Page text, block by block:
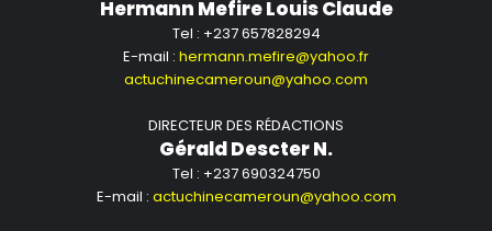
Hermann Mefire Louis Claude
Tel : +237 657828294
E-mail : hermann.mefire@yahoo.fr
actuchinecameroun@yahoo.com
DIRECTEUR DES RÉDACTIONS
Gérald Descter N.
Tel : +237 690324750
E-mail : actuchinecameroun@yahoo.com